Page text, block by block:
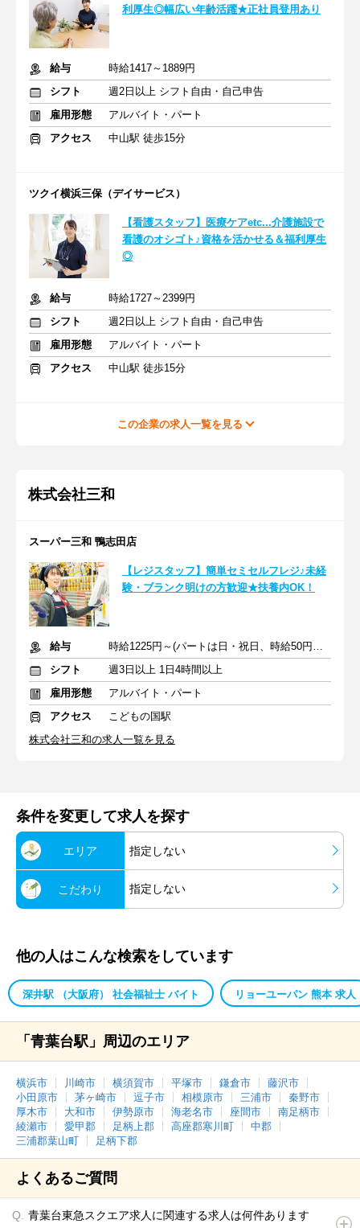
利厚生◎幅広い年齢活躍★正社員登用あり
給与
時給1417～1889円
シフト
週2日以上 シフト自由・自己申告
雇用形態
アルバイト・パート
アクセス
中山駅 徒歩15分
ツクイ横浜三保（デイサービス）
【看護スタッフ】医療ケアetc...介護施設で
看護のオシゴト♪資格を活かせる＆福利厚生
◎
給与
時給1727～2399円
シフト
週2日以上 シフト自由・自己申告
雇用形態
アルバイト・パート
アクセス
中山駅 徒歩15分
この企業の求人一覧を見る
株式会社三和
スーパー三和 鴨志田店
【レジスタッフ】簡単セミセルフレジ♪未経
験・ブランク明けの方歓迎★扶養内OK！
給与
時給1225円～(パートは日・祝日、時給50円アップ)
シフト
週3日以上 1日4時間以上
雇用形態
アルバイト・パート
アクセス
こどもの国駅
株式会社三和の求人一覧を見る
条件を変更して求人を探す
エリア 指定しない
こだわり 指定しない
他の人はこんな検索をしています
深井駅 （大阪府） 社会福祉士 バイト リョーユーパン 熊本 求人
「青葉台駅」周辺のエリア
横浜市 川崎市 横須賀市 平塚市 鎌倉市
藤沢市
小田原市
茅ヶ崎市 逗子市 相模原市 三浦市
秦野市
厚木市
大和市 伊勢原市 海老名市 座間市
南足柄市
綾瀬市
愛甲郡 足柄上郡 高座郡寒川町
中郡
三浦郡葉山町
足柄下郡
よくあるご質問
青葉台東急スクエア求人に関連する求人は何件あります